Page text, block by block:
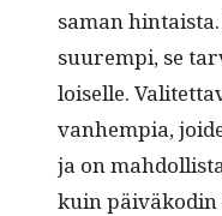
saman
suurem­pi, se
loiselle.
van­hempia,
ja on
kuin päiväkodin